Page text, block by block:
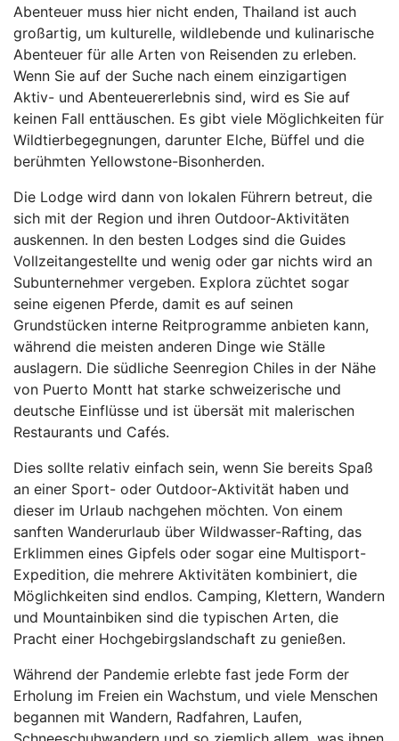
Abenteuer muss hier nicht enden, Thailand ist auch
großartig, um kulturelle, wildlebende und kulinarische
Abenteuer für alle Arten von Reisenden zu erleben.
Wenn Sie auf der Suche nach einem einzigartigen
Aktiv- und Abenteuererlebnis sind, wird es Sie auf
keinen Fall enttäuschen. Es gibt viele Möglichkeiten für
Wildtierbegegnungen, darunter Elche, Büffel und die
berühmten Yellowstone-Bisonherden.
Die Lodge wird dann von lokalen Führern betreut, die
sich mit der Region und ihren Outdoor-Aktivitäten
auskennen. In den besten Lodges sind die Guides
Vollzeitangestellte und wenig oder gar nichts wird an
Subunternehmer vergeben. Explora züchtet sogar
seine eigenen Pferde, damit es auf seinen
Grundstücken interne Reitprogramme anbieten kann,
während die meisten anderen Dinge wie Ställe
auslagern. Die südliche Seenregion Chiles in der Nähe
von Puerto Montt hat starke schweizerische und
deutsche Einflüsse und ist übersät mit malerischen
Restaurants und Cafés.
Dies sollte relativ einfach sein, wenn Sie bereits Spaß
an einer Sport- oder Outdoor-Aktivität haben und
dieser im Urlaub nachgehen möchten. Von einem
sanften Wanderurlaub über Wildwasser-Rafting, das
Erklimmen eines Gipfels oder sogar eine Multisport-
Expedition, die mehrere Aktivitäten kombiniert, die
Möglichkeiten sind endlos. Camping, Klettern, Wandern
und Mountainbiken sind die typischen Arten, die
Pracht einer Hochgebirgslandschaft zu genießen.
Während der Pandemie erlebte fast jede Form der
Erholung im Freien ein Wachstum, und viele Menschen
begannen mit Wandern, Radfahren, Laufen,